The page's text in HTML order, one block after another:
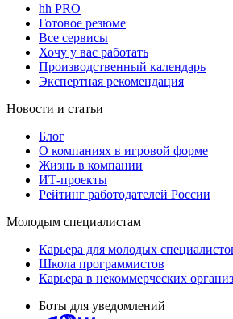
hh PRO
Готовое резюме
Все сервисы
Хочу у вас работать
Производственный календарь
Экспертная рекомендация
Новости и статьи
Блог
О компаниях в игровой форме
Жизнь в компании
ИТ-проекты
Рейтинг работодателей России
Молодым специалистам
Карьера для молодых
Школа программистов
Карьера в некоммерческих
Боты для уведомлений